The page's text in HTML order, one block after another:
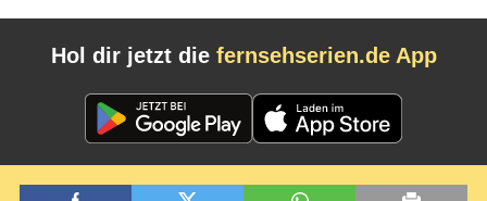
Hol dir jetzt die fernsehserien.de App